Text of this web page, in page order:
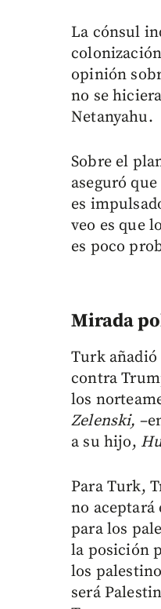
La cónsul
opinión
no se
Netanyahu.
Sobre el
aseguró
es
veo es que
es poco
Mirada
Turk
contra
los
Zelenski,
a su hijo,
Para Turk,
no aceptará
para los
la posición
los
será